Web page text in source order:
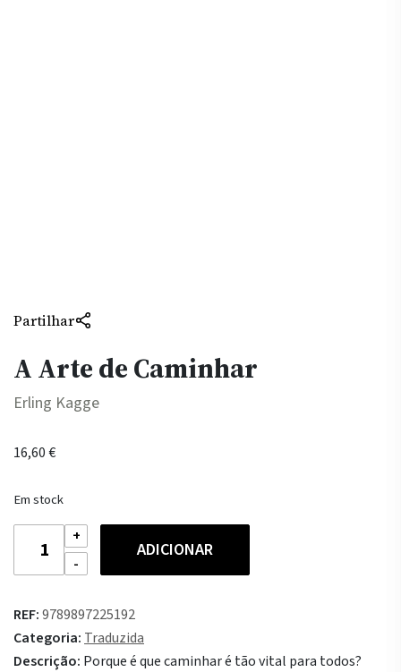
Partilhar
A Arte de Caminhar
Erling Kagge
16,60€
Em stock
Quantidade
A
de
Caminhar
ADICIONAR
REF:9789897225192
Categoria: Traduzida
Descrição: Porque é que caminhar é tão vital para todos?